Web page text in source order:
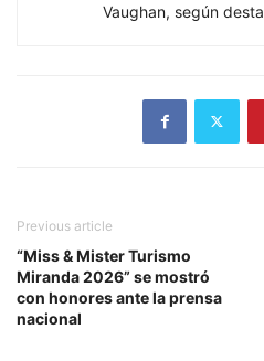
Vaughan, según
Previous article
“Miss & Mister Turismo
Miranda 2026” se mostró
con honores ante la prensa
nacional